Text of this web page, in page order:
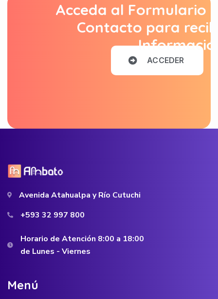
Acceda al Formulario
Contacto para
ACCEDER
Avenida Atahualpa y Río Cutuchi
+593 32 997 800
Horario de Atención 8:00 a 18:00
de Lunes - Viernes
Menú